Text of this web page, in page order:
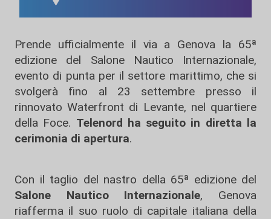
Prende ufficialmente il via a Genova la 65ª
edizione del Salone Nautico Internazionale,
evento di punta per il settore marittimo, che si
svolgerà fino al 23 settembre presso il
rinnovato Waterfront di Levante, nel quartiere
della Foce. Telenord ha seguito in diretta la
cerimonia di apertura.
Con il taglio del nastro della 65ª edizione del
Salone Nautico Internazionale, Genova
riafferma il suo ruolo di capitale italiana della